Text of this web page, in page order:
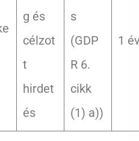
g és
célzot
t
hirdet
és
s
(GDP
R 6.
cikk
(1) a))
1